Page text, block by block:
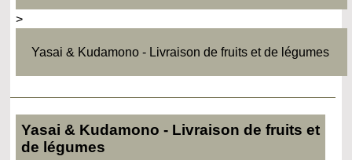
>
Yasai & Kudamono - Livraison de fruits et de légumes
Yasai & Kudamono - Livraison de fruits et
de légumes